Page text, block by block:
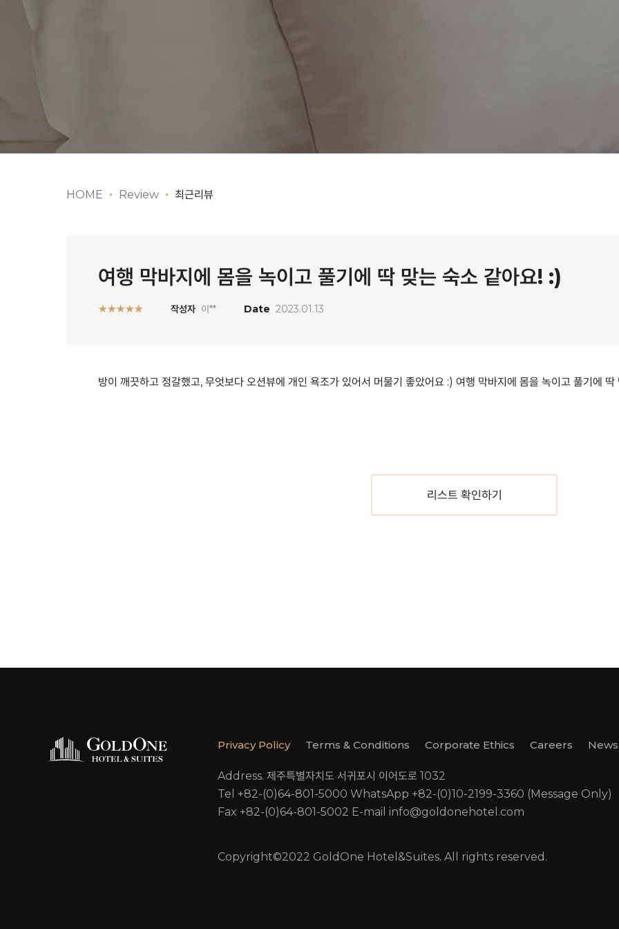
HOME Review 최근리뷰
여행 막바지에 몸을 녹이고 풀기에 딱 맞는 숙소 같아요! :)
★★★★★ 작성자 이** Date 2023.01.13
방이 깨끗하고 정갈했고, 무엇보다 오션뷰에 개인 욕조가 있어서 머물기 좋았어요 :) 여행 막바지에 몸을 녹이고 풀기에 딱
리스트 확인하기
Privacy Policy Terms & Conditions Corporate Ethics Careers
Address. 제주특별자치도 서귀포시 이어도로 1032
Tel +82-(0)64-801-5000 WhatsApp +82-(0)10-2199-3360 (Message Only)
Fax +82-(0)64-801-5002 E-mail info@goldonehotel.com
Copyright©2022 GoldOne Hotel&Suites. All rights reserved.